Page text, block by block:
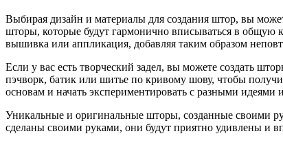
Выбирая дизайн и материалы для создания штор, вы
шторы, которые будут гармонично вписываться в общую
вышивка или аппликация, добавляя таким образом
Если у вас есть творческий задел, вы можете создать
пэчворк, батик или шитье по кривому шову, чтобы
основам и начать экспериментировать с разными идеями
Уникальные и оригинальные шторы, созданные своими
сделаны своими руками, они будут приятно удивлены и